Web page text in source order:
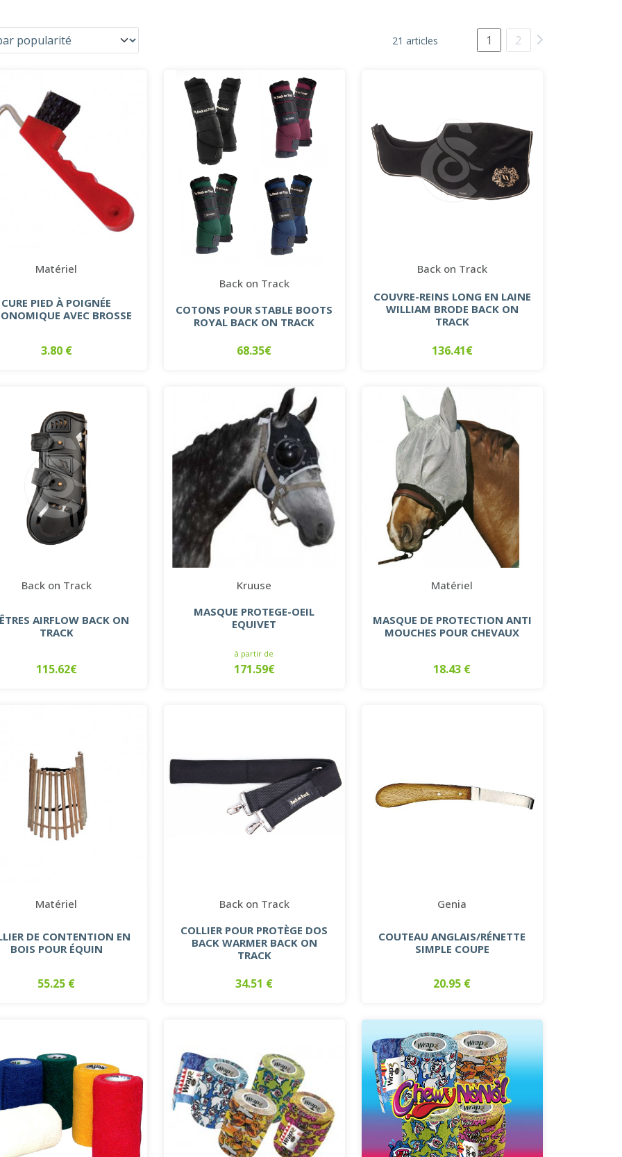
21 articles 1 2
Matériel
CURE PIED À POIGNÉE
AVEC BROSSE
3.80 €
Back on Track
COTONS POUR STABLE BOOTS
ROYAL BACK ON TRACK
68.35€
Back on Track
COUVRE-REINS LONG EN LAINE
WILLIAM BRODE BACK ON
TRACK
136.41€
Back on Track
AIRFLOW BACK ON
TRACK
115.62€
Kruuse
MASQUE PROTEGE-OEIL
EQUIVET
à partir de
171.59€
Matériel
MASQUE DE PROTECTION ANTI
MOUCHES POUR CHEVAUX
18.43 €
Matériel
DE CONTENTION EN
BOIS POUR ÉQUIN
55.25 €
Back on Track
COLLIER POUR PROTÈGE DOS
BACK WARMER BACK ON
TRACK
34.51 €
Genia
COUTEAU ANGLAIS/RÉNETTE
SIMPLE COUPE
20.95 €